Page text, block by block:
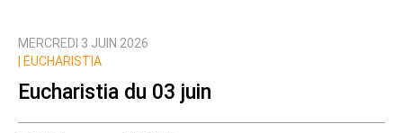
Prévenez-moi de tous les nouveaux commentaires
MERCREDI 3 JUIN 2026
EUCHARISTIA
Eucharistia du 03 juin